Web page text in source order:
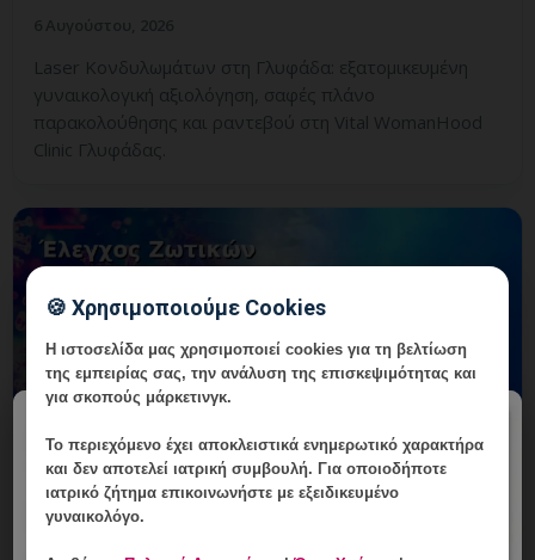
Laser Κονδυλωμάτων στη Γλυφάδα: εξατομικευμένη
γυναικολογική αξιολόγηση, σαφές πλάνο
παρακολούθησης και ραντεβού στη Vital WomanHood
Clinic Γλυφάδας.
Έλεγχος Ζωτικών Σημείων πριν τη
🍪 Χρησιμοποιούμε Cookies
Η ιστοσελίδα μας χρησιμοποιεί cookies για τη βελτίωση
της εμπειρίας σας, την ανάλυση της επισκεψιμότητας και
για σκοπούς μάρκετινγκ.
Το περιεχόμενο έχειαποκλειστικά ενημερωτικό χαρακτήρα
και δεν αποτελεί ιατρική συμβουλή. Για οποιοδήποτε
ιατρικό ζήτημα επικοινωνήστε με εξειδικευμένο
γυναικολόγο.